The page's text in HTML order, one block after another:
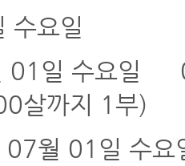
수요일
01일 수요일
살까지 1부)
07월 01일 수요